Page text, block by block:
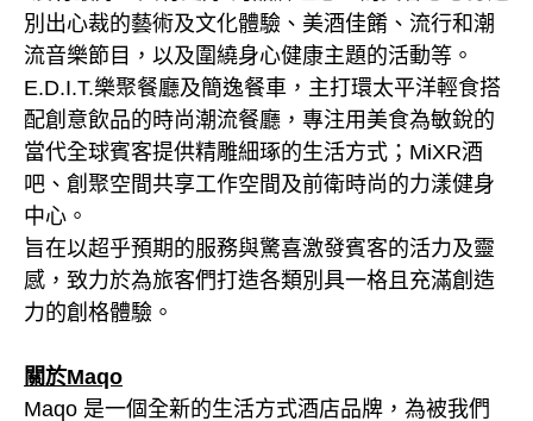
別出心裁的藝術及文化體驗、美酒佳餚、流行和潮
流音樂節目，以及圍繞身心健康主題的活動等。
E.D.I.T.樂聚餐廳及簡逸餐車，主打環太平洋輕食搭
配創意飲品的時尚潮流餐廳，專注用美食為敏銳的
當代全球賓客提供精雕細琢的生活方式；MiXR酒
吧、創聚空間共享工作空間及前衛時尚的力漾健身
中心。
旨在以超乎預期的服務與驚喜激發賓客的活力及靈
感，致力於為旅客們打造各類別具一格且充滿創造
力的創格體驗。
關於Maqo
Maqo 是一個全新的生活方式酒店品牌，為被我們